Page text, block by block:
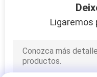
Ligaremos